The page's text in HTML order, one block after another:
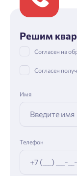
Решим
Согласен на
Согласен
Имя
Телефон